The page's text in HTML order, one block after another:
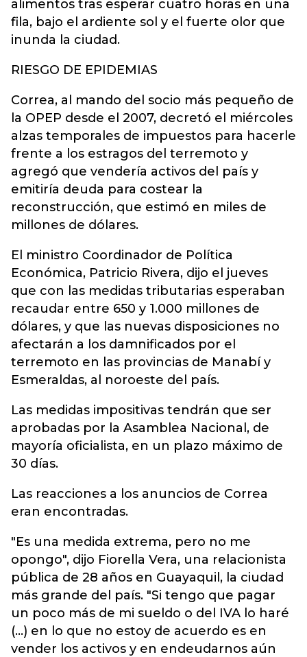
alimentos tras esperar cuatro horas en una
fila, bajo el ardiente sol y el fuerte olor que
inunda la ciudad.
RIESGO DE EPIDEMIAS
Correa, al mando del socio más pequeño de
la OPEP desde el 2007, decretó el miércoles
alzas temporales de impuestos para hacerle
frente a los estragos del terremoto y
agregó que vendería activos del país y
emitiría deuda para costear la
reconstrucción, que estimó en miles de
millones de dólares.
El ministro Coordinador de Política
Económica, Patricio Rivera, dijo el jueves
que con las medidas tributarias esperaban
recaudar entre 650 y 1.000 millones de
dólares, y que las nuevas disposiciones no
afectarán a los damnificados por el
terremoto en las provincias de Manabí y
Esmeraldas, al noroeste del país.
Las medidas impositivas tendrán que ser
aprobadas por la Asamblea Nacional, de
mayoría oficialista, en un plazo máximo de
30 días.
Las reacciones a los anuncios de Correa
eran encontradas.
"Es una medida extrema, pero no me
opongo", dijo Fiorella Vera, una relacionista
pública de 28 años en Guayaquil, la ciudad
más grande del país. "Si tengo que pagar
un poco más de mi sueldo o del IVA lo haré
(...) en lo que no estoy de acuerdo es en
vender los activos y en endeudarnos aún